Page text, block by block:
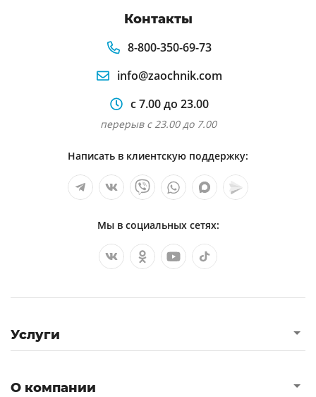
Контакты
8-800-350-69-73
info@zaochnik.com
с 7.00 до 23.00
перерыв с 23.00 до 7.00
Написать в клиентскую поддержку:
Мы в социальных сетях:
Услуги
О компании